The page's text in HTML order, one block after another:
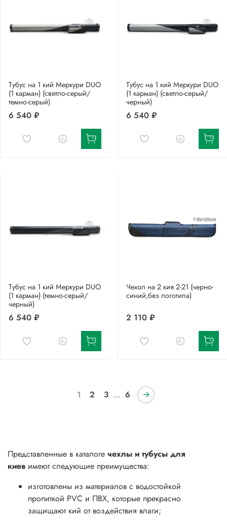
Тубус на 1 кий Меркури DUO
(1 карман) (светло-серый/
темно-серый)
6 540 ₽
Тубус на 1 кий Меркури DUO
(1 карман) (светло-серый/
черный)
6 540 ₽
Тубус на 1 кий Меркури DUO
(1 карман) (темно-серый/
черный)
6 540 ₽
Чехол на 2 кия 2-21 (черно-
синий,без логотипа)
2 110 ₽
1 2 3 … 6
Представленные в каталоге чехлы и тубусы для
киев имеют следующие преимущества:
изготовлены из материалов с водостойкой
пропиткой PVC и ПВХ, которые прекрасно
защищают кий от воздействия влаги;